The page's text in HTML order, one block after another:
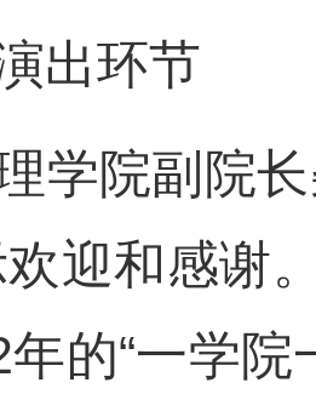
出环节
学院副院
迎和感谢
的“一学